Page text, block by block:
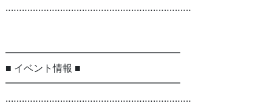
‥‥‥‥‥‥‥‥‥‥‥‥‥‥‥‥‥‥‥‥‥‥‥‥‥‥‥‥‥‥‥‥‥‥
━━━━━━━━━━━━━━━━━━
■ イベント情報 ■
━━━━━━━━━━━━━━━━━━
‥‥‥‥‥‥‥‥‥‥‥‥‥‥‥‥‥‥‥‥‥‥‥‥‥‥‥‥‥‥‥‥‥‥